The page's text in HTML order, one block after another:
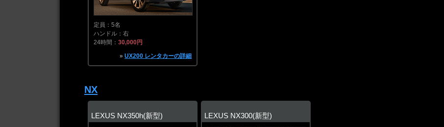
定員：5名
ハンドル：右
24時間：30,000円
»UX200 レンタカーの詳細
NX
LEXUS NX350h(新型) LEXUS NX300(新型)